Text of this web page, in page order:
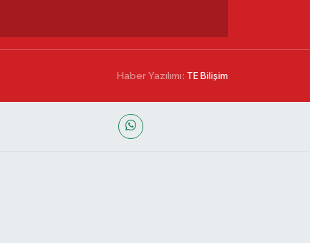
Haber Yazılımı: TE Bilişim